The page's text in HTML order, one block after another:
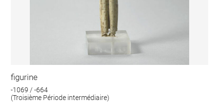
figurine
-1069 / -664
(Troisième Période intermédiaire)